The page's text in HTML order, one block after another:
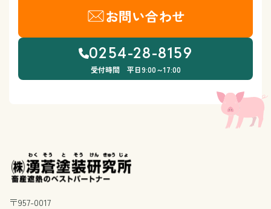
お問い合わせ
0254-28-8159
受付時間 平日9:00～17:00
〒957-0017